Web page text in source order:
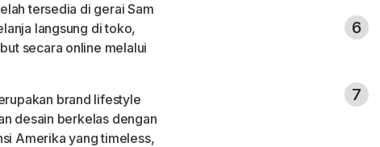
tersedia di gerai Sam
langsung di toko,
secara online melalui
brand lifestyle
desain berkelas dengan
Amerika yang timeless,
6
7